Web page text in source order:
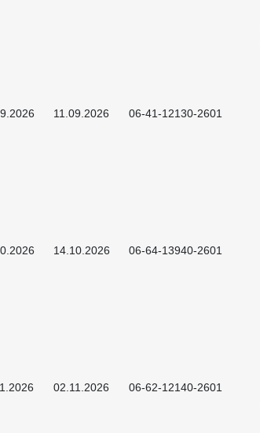
11.09.2026 06-41-12130-2601
14.10.2026 06-64-13940-2601
02.11.2026 06-62-12140-2601